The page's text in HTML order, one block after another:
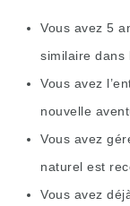
Vous avez 5
similaire dans
Vous avez
nouvelle
Vous avez
naturel est
Vous avez